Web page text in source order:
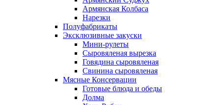
Армянская Колбаса
Нарезки
Полуфабрикаты
Эксклюзивные закуски
Мини-рулеты
Сыровяленая вырезка
Говядина сыровяленая
Свинина сыровяленая
Мясные Консервации
Готовые блюда и обеды
Долма